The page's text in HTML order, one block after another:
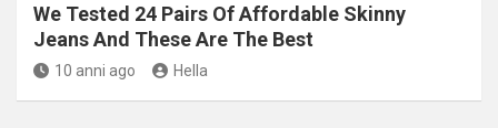
We Tested 24 Pairs Of Affordable Skinny
Jeans And These Are The Best
10 anni ago Hella